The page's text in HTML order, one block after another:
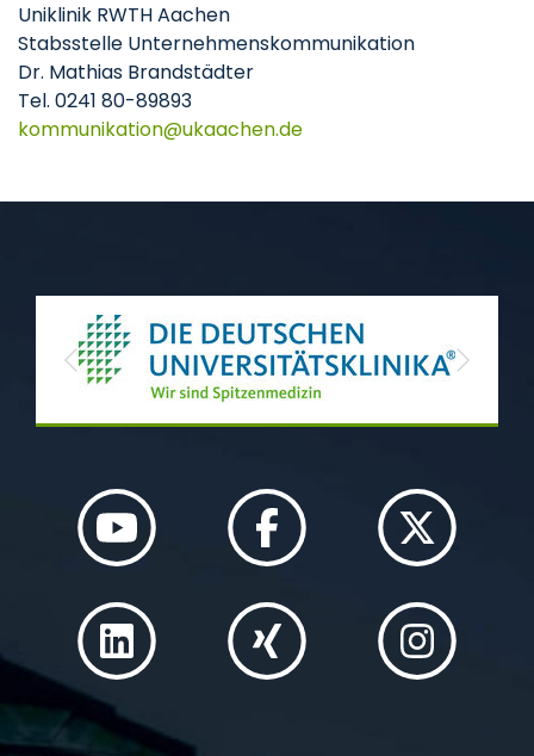
Uniklinik RWTH Aachen
Stabsstelle Unternehmenskommunikation
Dr. Mathias Brandstädter
Tel. 0241 80-89893
kommunikation
ukaachende
Previous Next